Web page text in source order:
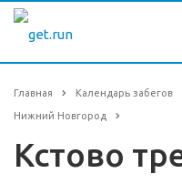
Главная Календарь забегов
Нижний Новгород
Кстово